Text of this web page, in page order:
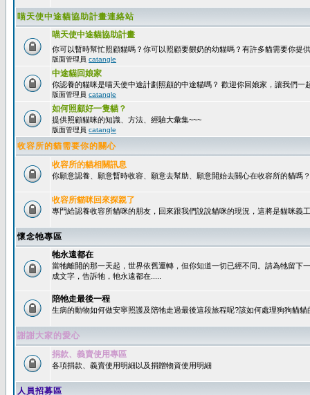
喵天使中途貓協助計畫連絡站
喵天使中途貓協助計畫
你可以暫時幫忙照顧貓嗎？你可以照顧要餵奶的幼貓嗎？有許多貓需要你提
版面管理員 catangle
中途貓回娘家
你認養的貓咪是喵天使中途計劃照顧的中途貓嗎？ 歡迎你回娘家，讓我們一
版面管理員 catangle
如何照顧好一隻貓？
提供照顧貓咪的知識、方法、經驗大彙集~~~
版面管理員 catangle
收容所的貓需要你的關心
收容所的貓相關訊息
你願意認養、願意暫時收容、願意去幫助、願意開始去關心在收容所的貓嗎？
收容所貓咪回來探親了
專門給認養收容所貓咪的朋友，回來跟我們說說貓咪的現況，這將是貓咪義
懷念牠專區
牠永遠都在
當牠離開的那一天起，世界依舊運轉，但你知道一切已經不同。請為牠留下
成文字，告訴牠，牠永遠都在.....
陪牠走最後一程
生病的動物如何做安寧照護及陪牠走過最後這段旅程呢?該如何處理狗狗貓貓
謝謝大家的愛心
捐款、義賣使用專區
各項捐款、義賣使用明細以及捐贈物資使用明細
人員招募區